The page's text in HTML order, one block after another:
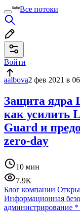
Все потоки
Войти
aalbova2 фев 2021 в
Защита ядра
как усилить
Guard и
zero-day
10 мин
7.9K
Блог компании
Информационная
администрирование *